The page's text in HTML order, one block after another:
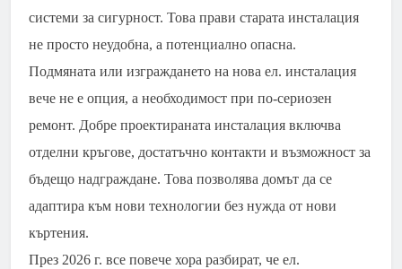
системи за сигурност. Това прави старата инсталация
не просто неудобна, а потенциално опасна.
Подмяната или изграждането на нова ел. инсталация
вече не е опция, а необходимост при по-сериозен
ремонт. Добре проектираната инсталация включва
отделни кръгове, достатъчно контакти и възможност за
бъдещо надграждане. Това позволява домът да се
адаптира към нови технологии без нужда от нови
къртения.
През 2026 г. все повече хора разбират, че ел.